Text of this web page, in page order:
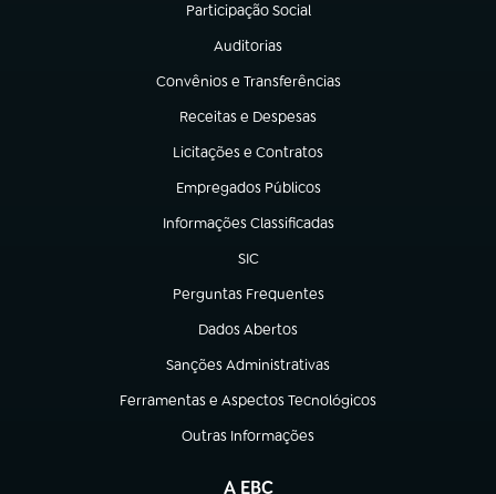
Participação Social
(abre em nova aba)
Auditorias
(abre em nova aba)
Convênios e Transferências
(abre em nova aba)
Receitas e Despesas
(abre em nova aba)
Licitações e Contratos
(abre em nova aba)
Empregados Públicos
(abre em nova aba)
Informações Classificadas
(abre em nova aba)
SIC
(abre em nova aba)
Perguntas Frequentes
(abre em nova aba)
Dados Abertos
(abre em nova aba)
Sanções Administrativas
(abre em nova aba)
Ferramentas e Aspectos Tecnológicos
(abre em nova aba)
Outras Informações
(abre em nova aba)
A EBC